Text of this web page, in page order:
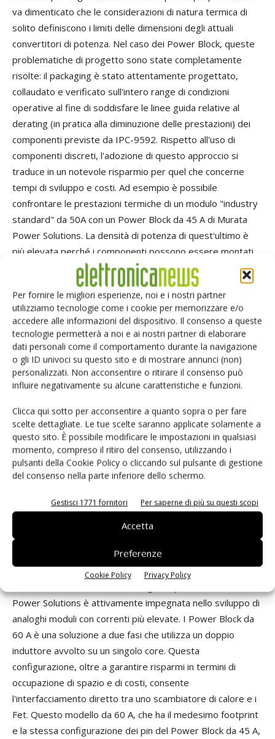
Per fornire le migliori esperienze, noi e i nostri partner
utilizziamo tecnologie come i cookie per memorizzare e/o
accedere alle informazioni del dispositivo. Il consenso a queste
tecnologie permetterà a noi e ai nostri partner di elaborare
dati personali come il comportamento durante la navigazione
o gli ID univoci su questo sito e di mostrare annunci (non)
personalizzati. Non acconsentire o ritirare il consenso può
influire negativamente su alcune caratteristiche e funzioni.
Clicca qui sotto per acconsentire a quanto sopra o per fare
scelte dettagliate. Le tue scelte saranno applicate solamente a
questo sito. È possibile modificare le impostazioni in qualsiasi
momento, compreso il ritiro del consenso, utilizzando i
pulsanti della Cookie Policy o cliccando sul pulsante di gestione
del consenso nella parte inferiore dello schermo.
Gestisci 1771 fornitori Per saperne di più su questi scopi
Accetta
Preferenze
Cookie Policy Privacy Policy
va dimenticato che le considerazioni di natura termica di
solito definiscono i limiti delle dimensioni degli attuali
convertitori di potenza. Nel caso dei Power Block, queste
problematiche di progetto sono state completamente
risolte: il packaging è stato attentamente progettato,
collaudato e verificato sull'intero range di condizioni
operative al fine di soddisfare le linee guida relative al
derating (in pratica alla diminuzione delle prestazioni) dei
componenti previste da IPC-9592. Rispetto all'uso di
componenti discreti, l'adozione di questo approccio si
traduce in un notevole risparmio per quel che concerne
tempi di sviluppo e costi. Ad esempio è possibile
confrontare le prestazioni termiche di un modulo "industry
standard" da 50A con un Power Block da 45 A di Murata
Power Solutions. La densità di potenza di quest'ultimo è
più elevata perché i componenti possono essere montati
sul retro della scheda Pcb come discusso in precedenza,
mentre un package di tipo Sip, essendo di tipo through-
hole, non contempla questa opzione. Un package Sip,
inoltre, richiede uno scambiatore di calore integrato per
garantire un raffreddamento più efficace, a differenza del
Power Block preso in considerazione che non necessita di
questo componente aggiuntivo. Le curve di derating del
modulo Sip, riportate in Fig. 3, evidenziano che anche con
un flusso d'aria pari a 500 lfm si manifestano fenomeni di
derating che riducono la corrente di uscita a circa 45 A a
70°C. Il Power Block, per contro, non dà luogo ad alcun
fenomeno di derating sull'intero intervallo di temperatura
con un flusso d'aria di soli 200 lfm per tensioni di uscita
comprese tra 800 mV e 1,8 V. Nel Power Block da 45A si
compresa tra 2,5 e 3,3 V, dato questo compatibile con il
derating del modulo Sip da 50 A a 1,8 V a parità di velocità
del flusso d'aria.
Nuovi concetti nel campo della potenza
Power Solutions è attivamente impegnata nello sviluppo di
analoghi moduli con correnti più elevate. I Power Block da
60 A è una soluzione a due fasi che utilizza un doppio
induttore avvolto su un singolo core. Questa
configurazione, oltre a garantire risparmi in termini di
occupazione di spazio e di costi, consente
l'interfacciamento diretto tra uno scambiatore di calore e i
Fet. Questo modello da 60 A, che ha il medesimo footprint
e la stessa configurazione dei pin del Power Block da 45 A,